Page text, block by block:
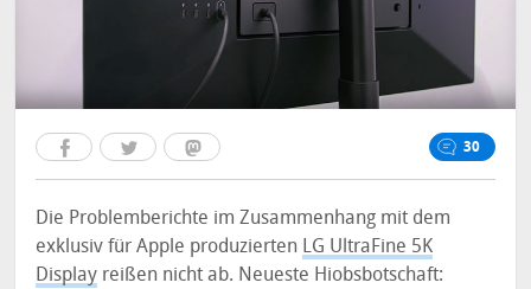
30
Die Problemberichte im Zusammenhang mit dem
exklusiv für Apple produzierten LG UltraFine 5K
Display reißen nicht ab. Neueste Hiobsbotschaft: